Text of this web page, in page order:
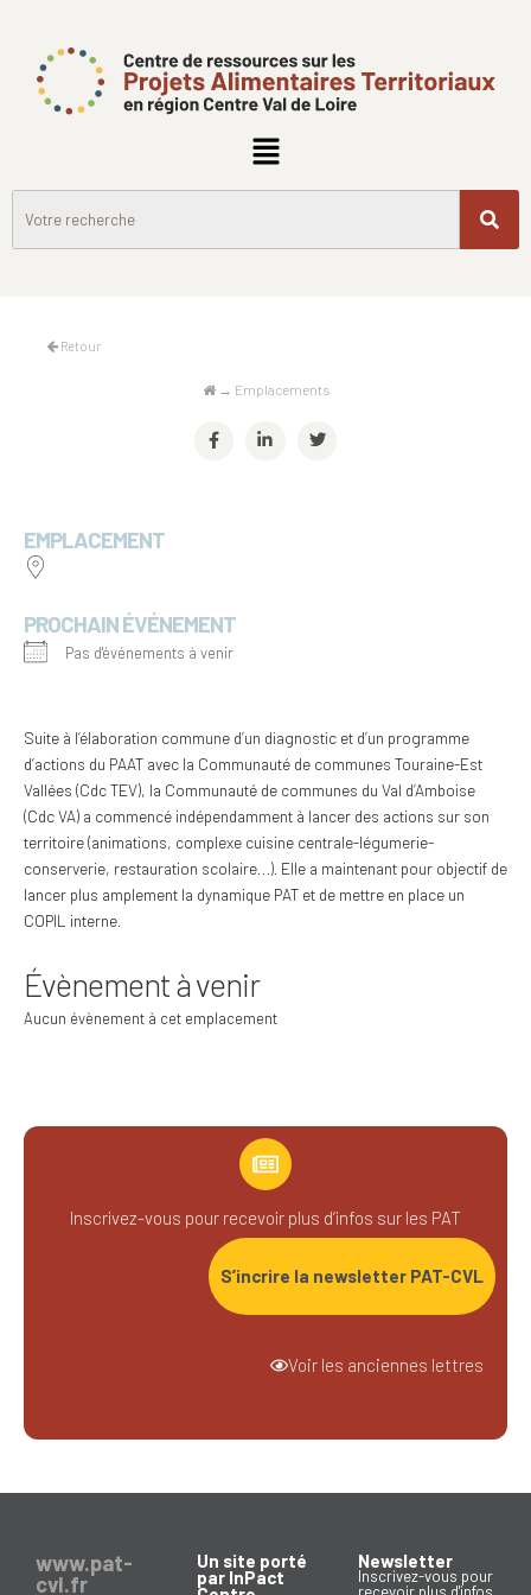
Retour
→ Emplacements
EMPLACEMENT
PROCHAIN ÉVÉNEMENT
Pas d'événements à venir
Suite à l’élaboration commune d’un diagnostic et d’un programme
d’actions du PAAT avec la Communauté de communes Touraine-Est
Vallées (Cdc TEV), la Communauté de communes du Val d’Amboise
(Cdc VA) a commencé indépendamment à lancer des actions sur son
territoire (animations, complexe cuisine centrale-légumerie-
conserverie, restauration scolaire…). Elle a maintenant pour objectif de
lancer plus amplement la dynamique PAT et de mettre en place un
COPIL interne.
Évènement à venir
Aucun évènement à cet emplacement
Inscrivez-vous pour recevoir plus d’infos sur les PAT
S’incrire la newsletter PAT-CVL
Voir les anciennes lettres
www.pat-
cvl.fr
Un site porté
par InPact
Newsletter
Inscrivez-vous pour